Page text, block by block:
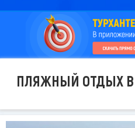
ПЛЯЖНЫЙ ОТДЫХ В